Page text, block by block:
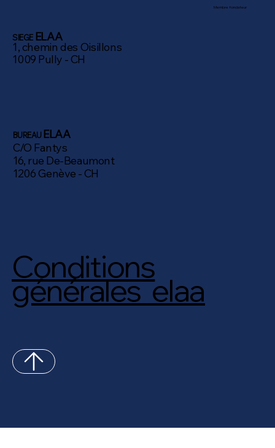
Conditions
générales elaa
SIEGE ELAA
1, chemin des Oisillons
1009 Pully - CH
BUREAUELAA
C/O Fantys
16, rue De-Beaumont
1206 Genève - CH
Membre fondateur